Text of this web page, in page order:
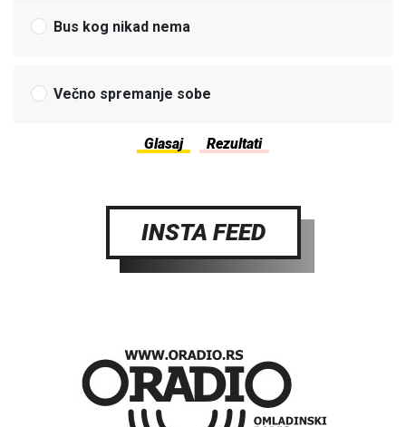
Bus kog nikad nema
Večno spremanje sobe
INSTA FEED